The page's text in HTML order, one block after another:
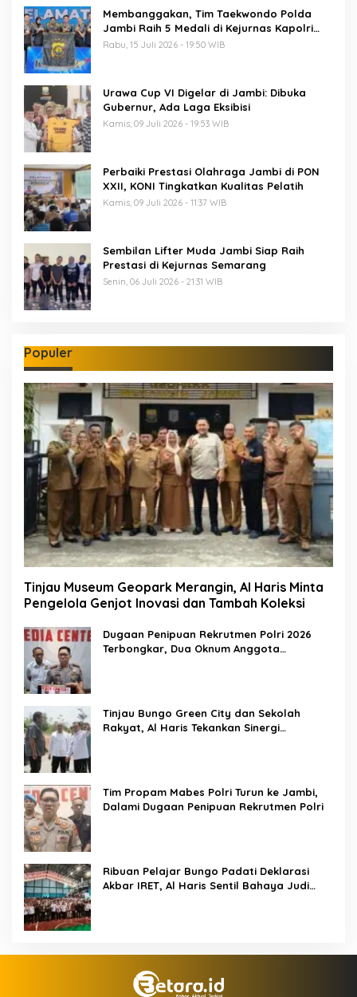
Membanggakan, Tim Taekwondo Polda
Jambi Raih 5 Medali di Kejurnas Kapolri
Cup 7
Rabu, 15 Juli 2026 - 19:50 WIB
Urawa Cup VI Digelar di Jambi: Dibuka
Gubernur, Ada Laga Eksibisi
Kamis, 09 Juli 2026 - 19:53 WIB
Perbaiki Prestasi Olahraga Jambi di PON
XXII, KONI Tingkatkan Kualitas Pelatih
Kamis, 09 Juli 2026 - 11:37 WIB
Sembilan Lifter Muda Jambi Siap Raih
Prestasi di Kejurnas Semarang
Senin, 06 Juli 2026 - 21:31 WIB
Populer
Tinjau Museum Geopark Merangin, Al Haris Minta
Pengelola Genjot Inovasi dan Tambah Koleksi
Dugaan Penipuan Rekrutmen Polri 2026
Terbongkar, Dua Oknum Anggota
Tinjau Bungo Green City dan Sekolah
Rakyat, Al Haris Tekankan Sinergi
Tim Propam Mabes Polri Turun ke Jambi,
Dalami Dugaan Penipuan Rekrutmen Polri
Ribuan Pelajar Bungo Padati Deklarasi
Akbar IRET, Al Haris Sentil Bahaya Judi